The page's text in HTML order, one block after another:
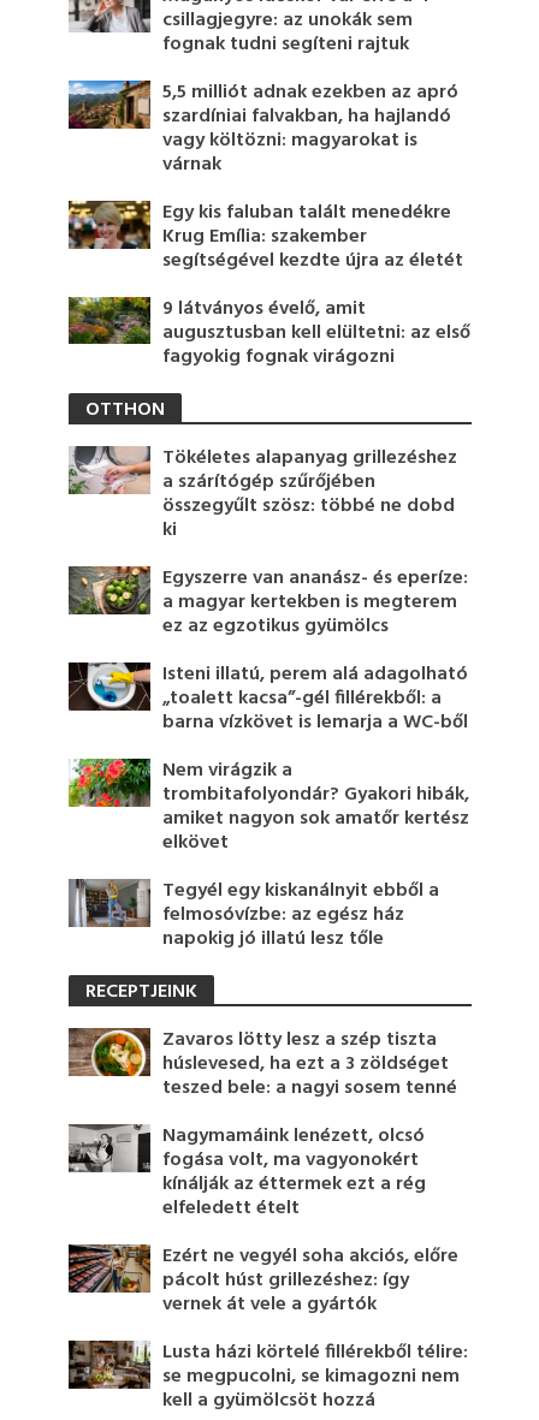
csillagjegyre: az unokák sem
fognak tudni segíteni rajtuk
5,5 milliót adnak ezekben az apró
szardíniai falvakban, ha hajlandó
vagy költözni: magyarokat is
várnak
Egy kis faluban talált menedékre
Krug Emília: szakember
segítségével kezdte újra az életét
9 látványos évelő, amit
augusztusban kell elültetni: az első
fagyokig fognak virágozni
OTTHON
Tökéletes alapanyag grillezéshez
a szárítógép szűrőjében
összegyűlt szösz: többé ne dobd
ki
Egyszerre van ananász- és eperíze:
a magyar kertekben is megterem
ez az egzotikus gyümölcs
Isteni illatú, perem alá adagolható
„toalett kacsa”-gél fillérekből: a
barna vízkövet is lemarja a WC-ből
Nem virágzik a
trombitafolyondár? Gyakori hibák,
amiket nagyon sok amatőr kertész
elkövet
Tegyél egy kiskanálnyit ebből a
felmosóvízbe: az egész ház
napokig jó illatú lesz tőle
RECEPTJEINK
Zavaros lötty lesz a szép tiszta
húslevesed, ha ezt a 3 zöldséget
teszed bele: a nagyi sosem tenné
Nagymamáink lenézett, olcsó
fogása volt, ma vagyonokért
kínálják az éttermek ezt a rég
elfeledett ételt
Ezért ne vegyél soha akciós, előre
pácolt húst grillezéshez: így
vernek át vele a gyártók
Lusta házi körtelé fillérekből télire:
se megpucolni, se kimagozni nem
kell a gyümölcsöt hozzá